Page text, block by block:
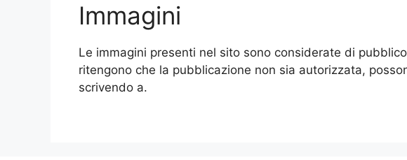
Immagini
Le immagini presenti nel sito sono considerate di
ritengono che la pubblicazione non sia autorizzata,
scrivendo a.